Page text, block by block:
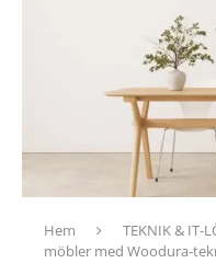
Hem TEKNIK & IT-
möbler med Woodura-